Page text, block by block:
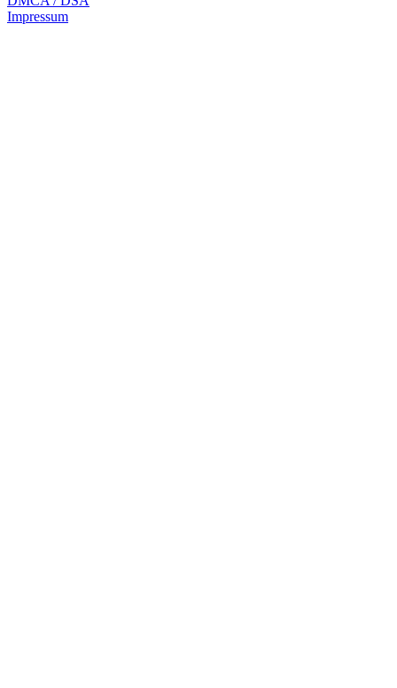
Impressum